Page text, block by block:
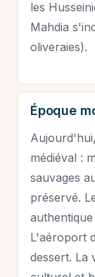
les
Mahdia
oliveraies).
Époque
médiéval :
sauvages
préservé.
L'aéroport
dessert. La